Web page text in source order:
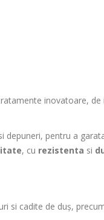
inovatoare,
pentru a
, cu rezistenta si
si cadite de duș,